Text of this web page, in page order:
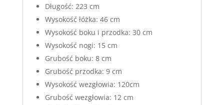
Długość: 223 cm
Wysokość łóżka: 46 cm
Wysokość boku i przodka: 30 cm
Wysokość nogi: 15 cm
Grubość boku: 8 cm
Grubość przodka: 9 cm
Wysokość wezgłowia: 120cm
Grubość wezgłowia: 12 cm